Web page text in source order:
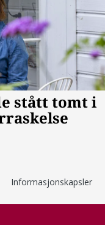
Informasjonskapsler